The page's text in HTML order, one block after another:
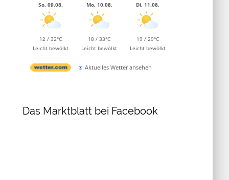
So, 09.08.
12 / 32°C
Leicht bewölkt
Mo, 10.08.
18 / 33°C
Leicht bewölkt
Di, 11.08.
19 / 29°C
Leicht bewölkt
Aktuelles Wetter ansehen
Das Marktblatt bei Facebook